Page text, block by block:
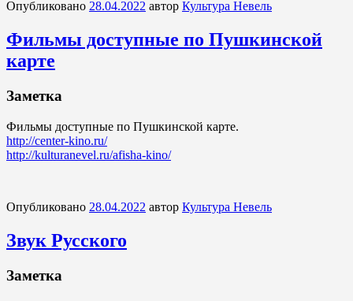
Опубликовано 28.04.2022 автор Культура Невель
Фильмы доступные по Пушкинской
карте
Заметка
Фильмы доступные по Пушкинской карте.
http://center-kino.ru/
http://kulturanevel.ru/afisha-kino/
Опубликовано 28.04.2022 автор Культура Невель
Звук Русского
Заметка